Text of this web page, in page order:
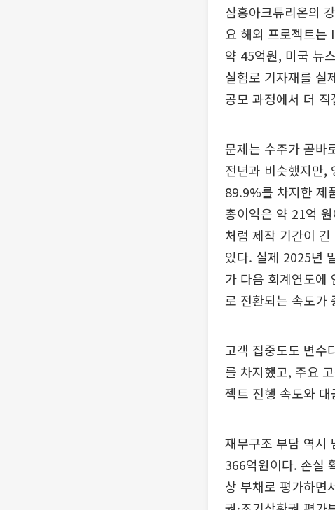
삼홍아크튜리온의
요 해외 프로젝트
약 45억원, 미국 뉴
실험로 기자재를 실
공모 과정에서 더
문제는 수주가 곧바
전년과 비슷했지만,
89.9%를 차지한 제
총이익은 약 21억
처럼 제작 기간이
있다. 실제 2025년
가 다음 회계연도에
로 전환되는 속도가
고객 집중도도 변수
를 차지했고, 주요
젝트 진행 속도와
재무구조 부담 역시
366억원이다. 손실
상 부채로 평가하면